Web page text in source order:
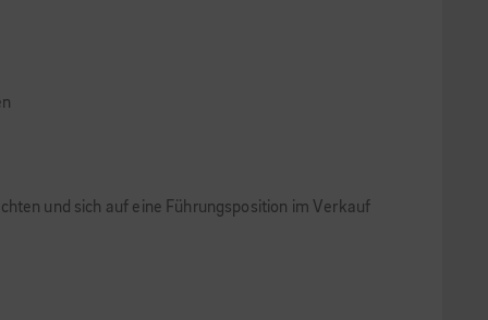
und sich auf eine Führungsposition im Verkauf